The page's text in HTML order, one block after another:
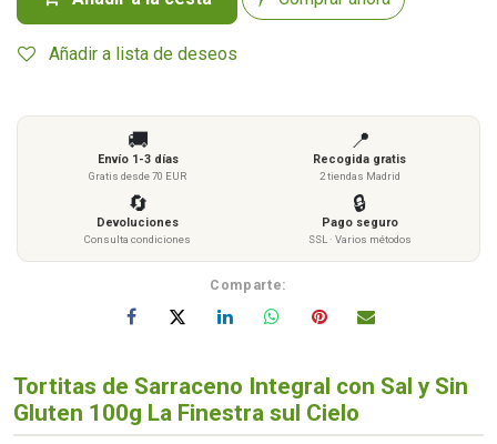
Añadir a lista de deseos
🚚
Envío 1-3 días
Gratis desde 70 EUR
📍
Recogida gratis
2 tiendas Madrid
🔄
Devoluciones
Consulta condiciones
🔒
Pago seguro
SSL · Varios métodos
Comparte:
Tortitas de Sarraceno Integral con Sal y Sin
Gluten 100g La Finestra sul Cielo